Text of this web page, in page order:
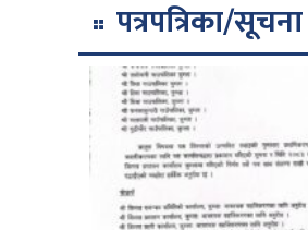
पत्रपत्रिका/